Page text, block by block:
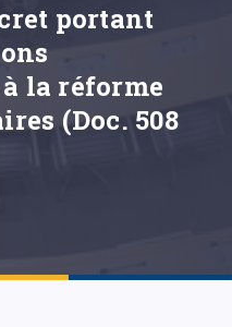
portant
la réforme
(Doc. 508